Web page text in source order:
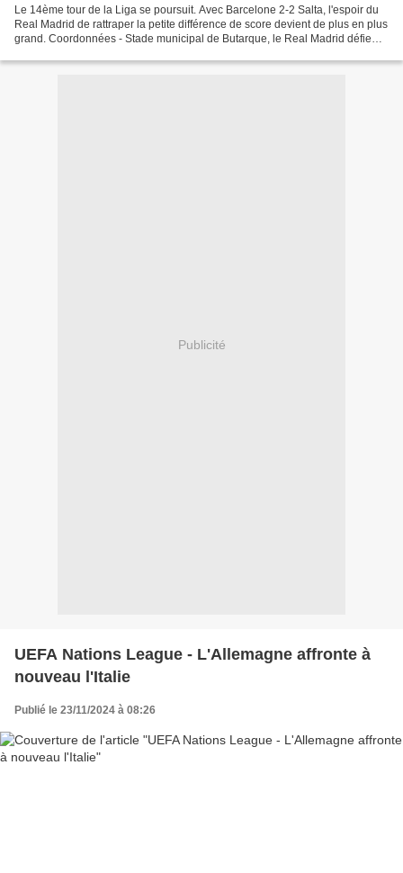
Le 14ème tour de la Liga se poursuit. Avec Barcelone 2-2 Salta, l'espoir du
Real Madrid de rattraper la petite différence de score devient de plus en plus
grand. Coordonnées - Stade municipal de Butarque, le Real Madrid défie
Publicité
UEFA Nations League - L'Allemagne affronte à
nouveau l'Italie
Publié le 23/11/2024 à 08:26